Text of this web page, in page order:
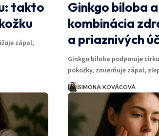
takto
zápal,
Ginkgo biloba
kombinácia
a priaznivých
Ginkgo biloba podporuje
pokožky, zmierňuje zápal,
SIMONA KOVÁCOVÁ